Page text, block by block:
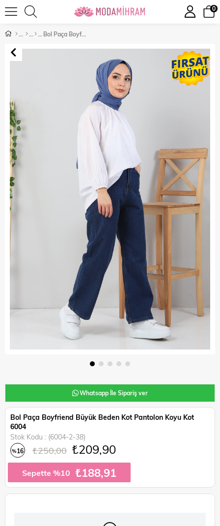
0
Bol Paça Boyfriend Büyük Beden Kot Pantolon Koyu Kot 6004
Whatsapp İle Sipariş ver
Bol Paça Boyfriend Büyük Beden Kot Pantolon Koyu Kot
6004
Stok Kodu
(6004-2-38)
%16 ₺250,00 ₺209,90
Sepette %10 ₺188,91